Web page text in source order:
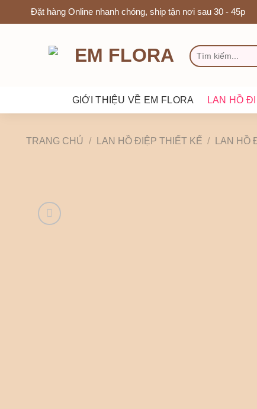
Chuyển
đến
Đặt hàng Online nhanh chóng, ship tận nơi sau 30 - 45p
TÌM
GIỚI THIỆU VỀ EM FLORA LAN HỒ
TRANG CHỦ / LAN HỒ ĐIỆP THIẾT KẾ / LAN